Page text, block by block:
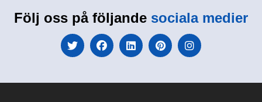
Följ oss på följande sociala medier